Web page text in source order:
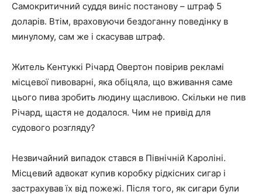
Самокритичний суддя виніс постанову – штраф 5
доларів. Втім, враховуючи бездоганну поведінку в
минулому, сам же і скасував штраф.
Житель Кентуккі Річард Овертон повірив рекламі
місцевої пивоварні, яка обіцяла, що вживання саме
цього пива зробить людину щасливою. Скільки не пив
Річард, щастя не додалося. Чим не привід для
судового розгляду?
Незвичайний випадок стався в Північній Кароліні.
Місцевий адвокат купив коробку рідкісних сигар і
застрахував їх від пожежі. Після того, як сигари були